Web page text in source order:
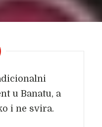
u Banatu, a
i ne svira.